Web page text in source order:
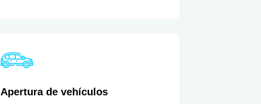
Apertura de vehículos